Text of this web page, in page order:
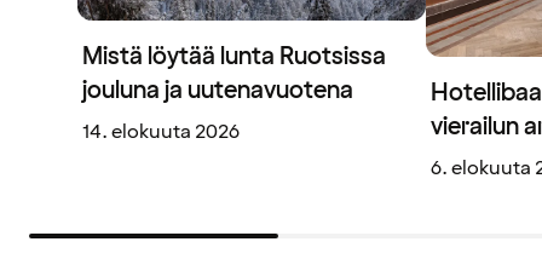
Mistä löytää lunta Ruotsissa
jouluna ja uutenavuotena
14. elokuuta 2026
vierailun
6. elokuuta